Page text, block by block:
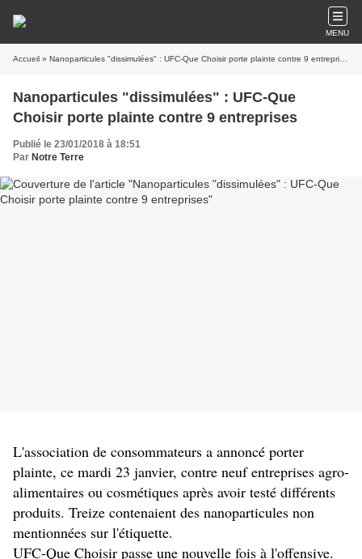
MENU
Accueil » Nanoparticules "dissimulées" : UFC-Que Choisir porte plainte contre 9 entreprises
Nanoparticules "dissimulées" : UFC-Que
Choisir porte plainte contre 9 entreprises
Publié le 23/01/2018 à 18:51
Par Notre Terre
L'association de consommateurs a annoncé porter
plainte, ce mardi 23 janvier, contre neuf entreprises agro-
alimentaires ou cosmétiques après avoir testé différents
produits. Treize contenaient des nanoparticules non
mentionnées sur l'étiquette.
UFC-Que Choisir passe une nouvelle fois à l'offensive.